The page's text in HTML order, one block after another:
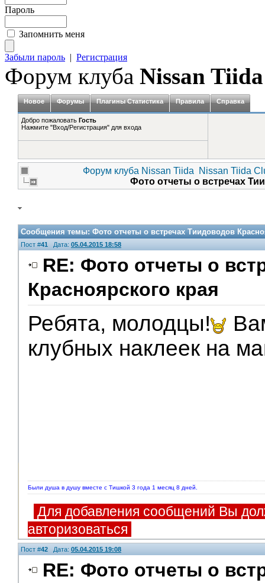
Пароль
Запомнить меня
Забыли пароль | Регистрация
Форум клуба Nissan Tiida
Новое Форумы Плагины Статистика Правила Справка
Добро пожаловать Гость
Нажмите "Вход/Регистрация" для входа
Форум клуба Nissan Tiida
Nissan Tiida
Фото отчеты о встречах
Сообщения темы:Фото отчеты о встречах Тиидоводов
Пост #41 Дата: 05.04.2015 18:58
RE: Фото отчеты о
Красноярского края
Ребята, молодцы!
клубных наклеек на
V.I.P.
Были душа в душу вместе с Тишкой 3 года 1 месяц 8 дней.
Для добавления сообщений Вы
авторизоваться
Пост #42 Дата: 05.04.2015 19:08
RE: Фото отчеты о